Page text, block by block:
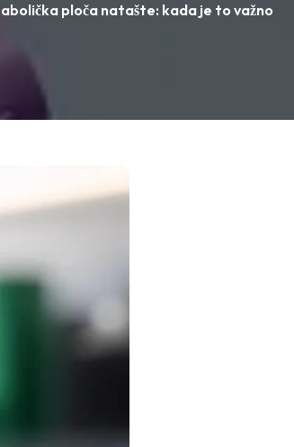
ploča natašte: kada je to važno